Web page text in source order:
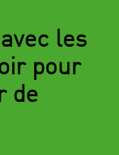
les
pour
de